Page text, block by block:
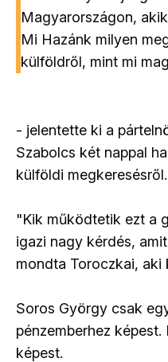
Magyarországon,
Mi Hazánk milyen
külföldről, mint mi
- jelentette ki a
Szabolcs két nappal
külföldi megkeresésről.
"Kik működtetik ezt a
igazi nagy kérdés,
mondta Toroczkai, aki
Soros György csak
pénzemberhez
képest.